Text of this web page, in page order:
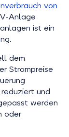
von
Anlage
ist ein
dem
Strompreise
und
werden
oder